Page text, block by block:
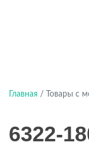
Главная / Товары с
6322-